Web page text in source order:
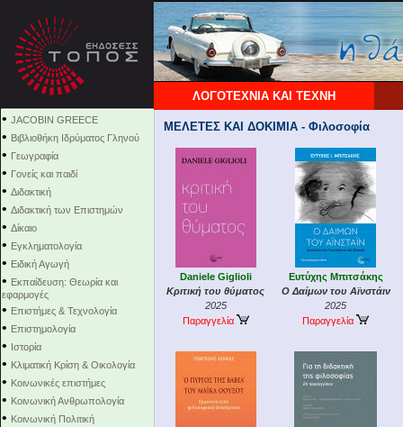
ΛΟΓΟΤΕΧΝΙΑ ΚΑΙ ΤΕΧΝΗ
• JACOBIN GREECE
• Βιβλιοθήκη Ιδρύματος Γληνού
• Γεωγραφία
• Γονείς και παιδί
• Διδακτική
• Διδακτική των Επιστημών
• Δίκαιο
• Εγκληματολογία
• Ειδική Αγωγή
• Εκπαίδευση: Θεωρία και
εφαρμογές
• Επιστήμες & Τεχνολογία
• Επιστημολογία
• Ιστορία
• Κλιματική Κρίση & Οικολογία
• Κοινωνικές επιστήμες
• Κοινωνική Ανθρωπολογία
• Κοινωνική Πολιτική
ΜΕΛΕΤΕΣ ΚΑΙ ΔΟΚΙΜΙΑ - Φιλοσοφία
Daniele Giglioli
Κριτική του θύματος
2025
Παραγγελία
Ευτύχης Μπιτσάκης
Ο Δαίμων του Αϊνστάιν
2025
Παραγγελία